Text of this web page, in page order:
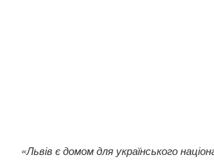
«Львів є домом для українського